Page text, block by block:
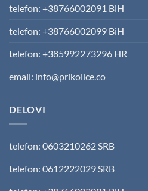
telefon: +38766002091 BiH
telefon: +38766002099 BiH
telefon: +385992273296 HR
email: info@prikolice.co
DELOVI
telefon: 0603210262 SRB
telefon: 0612222029 SRB